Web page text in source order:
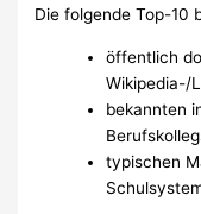
Die folgende Top-10
öffentlich
Wikipedia-/
bekannten
typischen